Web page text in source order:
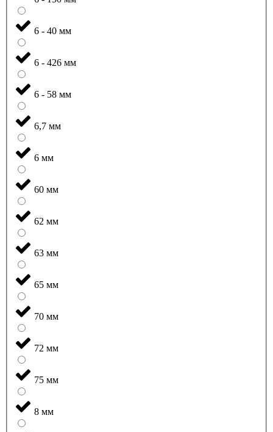
6 - 40 мм
6 - 426 мм
6 - 58 мм
6,7 мм
6 мм
60 мм
62 мм
63 мм
65 мм
70 мм
72 мм
75 мм
8 мм